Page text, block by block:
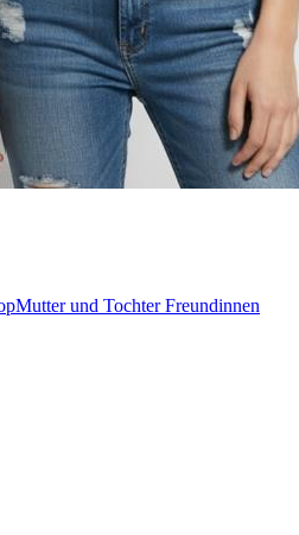
Mutter und Tochter Freundinnen